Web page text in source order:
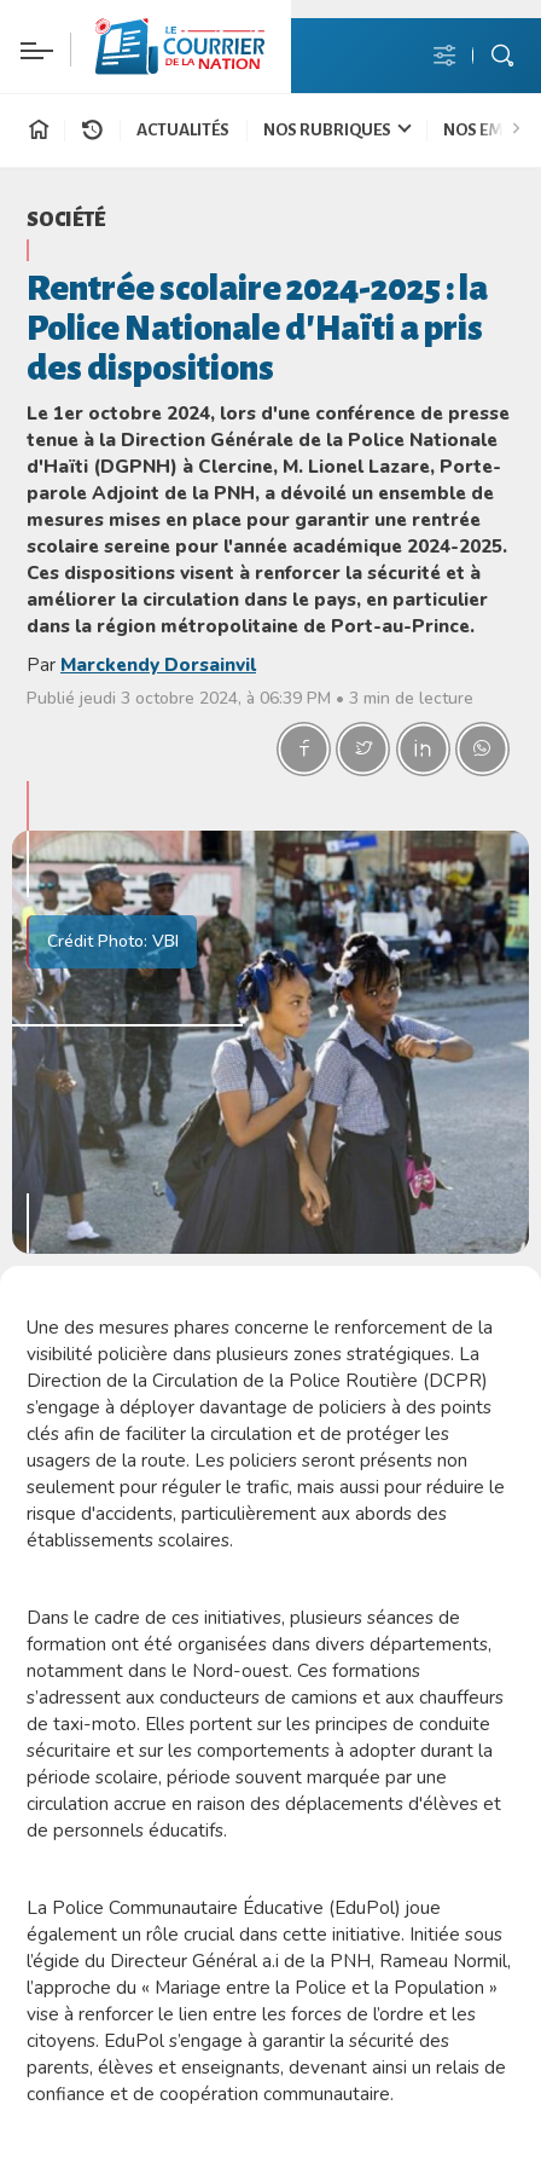
ACTUALITÉS NOS RUBRIQUES NOS
SOCIÉTÉ
Rentrée scolaire 2024-2025 : la
Police Nationale d'Haïti a pris
des dispositions
Le 1er octobre 2024, lors d'une conférence de presse
tenue à la Direction Générale de la Police Nationale
d'Haïti (DGPNH) à Clercine, M. Lionel Lazare, Porte-
parole Adjoint de la PNH, a dévoilé un ensemble de
mesures mises en place pour garantir une rentrée
scolaire sereine pour l'année académique 2024-2025.
Ces dispositions visent à renforcer la sécurité et à
améliorer la circulation dans le pays, en particulier
dans la région métropolitaine de Port-au-Prince.
Par Marckendy Dorsainvil
Publié jeudi 3 octobre 2024, à 06:39 PM • 3 min de lecture
Crédit Photo: VBI
Une des mesures phares concerne le renforcement de la
visibilité policière dans plusieurs zones stratégiques. La
Direction de la Circulation de la Police Routière (DCPR)
s’engage à déployer davantage de policiers à des points
clés afin de faciliter la circulation et de protéger les
usagers de la route. Les policiers seront présents non
seulement pour réguler le trafic, mais aussi pour réduire le
risque d'accidents, particulièrement aux abords des
établissements scolaires.
Dans le cadre de ces initiatives, plusieurs séances de
formation ont été organisées dans divers départements,
notamment dans le Nord-ouest. Ces formations
s’adressent aux conducteurs de camions et aux chauffeurs
de taxi-moto. Elles portent sur les principes de conduite
sécuritaire et sur les comportements à adopter durant la
période scolaire, période souvent marquée par une
circulation accrue en raison des déplacements d'élèves et
de personnels éducatifs.
La Police Communautaire Éducative (EduPol) joue
également un rôle crucial dans cette initiative. Initiée sous
l’égide du Directeur Général a.i de la PNH, Rameau Normil,
l’approche du « Mariage entre la Police et la Population »
vise à renforcer le lien entre les forces de l’ordre et les
citoyens. EduPol s’engage à garantir la sécurité des
parents, élèves et enseignants, devenant ainsi un relais de
confiance et de coopération communautaire.